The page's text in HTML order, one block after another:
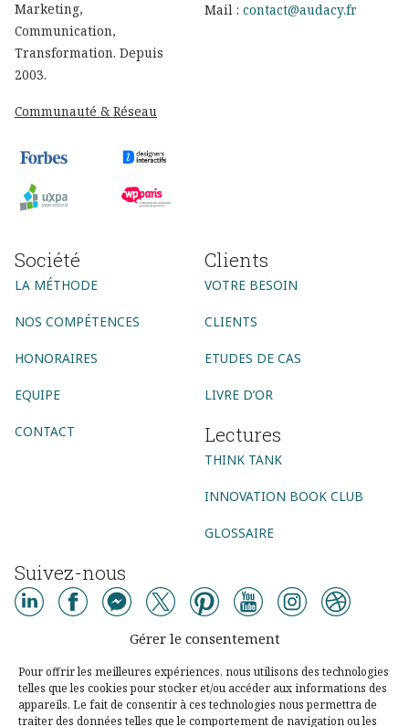
Gérer le consentement
Pour offrir les meilleures expériences, nous utilisons des technologies
telles que les cookies pour stocker et/ou accéder aux informations des
appareils. Le fait de consentir à ces technologies nous permettra de
traiter des données telles que le comportement de navigation ou les
Marketing,
Communication,
Transformation. Depuis
2003.
Communauté & Réseau
Mail : contact@audacy.fr
Société
LA MÉTHODE
NOS COMPÉTENCES
HONORAIRES
EQUIPE
CONTACT
Clients
VOTRE BESOIN
CLIENTS
ETUDES DE CAS
LIVRE D’OR
Lectures
THINK TANK
INNOVATION BOOK CLUB
GLOSSAIRE
Suivez-nous
AGENCE CONSEIL
AGENCE DIGITALE
AGENCE COMMUNICATION DIGITALE
AGENCE MARKETING DIGITAL
AGENCE SOCIAL MEDIA